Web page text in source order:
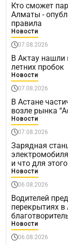
Кто сможет
Алматы -
правила
Новости
07.08.2026
В Актау нашли
летних пробок
Новости
07.08.2026
В Астане
возле рынка
Новости
07.08.2026
Зарядная
и что для
Новости
06.08.2026
Водителей
перекрытиях в
Новости
06.08.2026